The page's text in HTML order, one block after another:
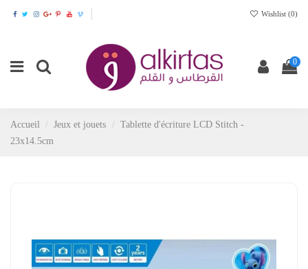
Wishlist (0)
0
Accueil Jeux et jouets
Tablette d'écriture LCD Stitch -
23x14.5cm